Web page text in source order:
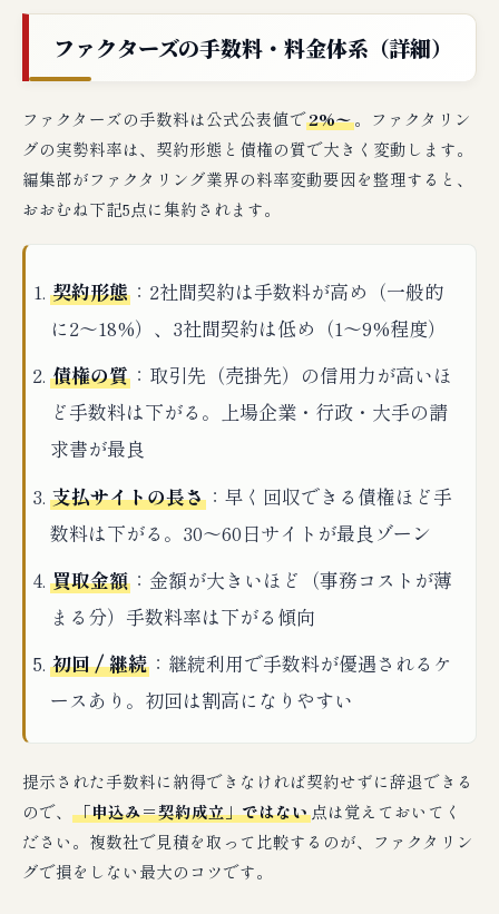
ファクターズの手数料・料金体系（詳細）
ファクターズの手数料は公式公表値で2%〜。ファクタリン
グの実勢料率は、契約形態と債権の質で大きく変動します。
編集部がファクタリング業界の料率変動要因を整理すると、
おおむね下記5点に集約されます。
契約形態 ：2社間契約は手数料が高め（一般的
に2〜18%）、3社間契約は低め（1〜9%程度）
債権の質 ：取引先（売掛先）の信用力が高いほ
ど手数料は下がる。上場企業・行政・大手の請
求書が最良
支払サイトの長さ ：早く回収できる債権ほど手
数料は下がる。30〜60日サイトが最良ゾーン
買取金額 ：金額が大きいほど（事務コストが薄
まる分）手数料率は下がる傾向
初回 / 継続 ：継続利用で手数料が優遇されるケ
ースあり。初回は割高になりやすい
提示された手数料に納得できなければ契約せずに辞退できる
ので、 「申込み＝契約成立」ではない点は覚えておいてく
ださい。複数社で見積を取って比較するのが、ファクタリン
グで損をしない最大のコツです。